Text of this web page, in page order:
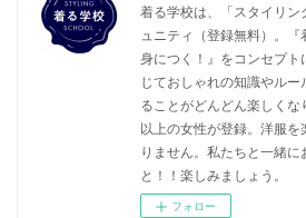
着る学校は、「スタイリン
ュニティ（登録無料）。
身につく！』をコンセプ
じておしゃれの知識やル
ることがどんどん楽しく
以上の女性が登録。洋服
りません。私たちと一緒
と！！楽しみましょう。
フォロー